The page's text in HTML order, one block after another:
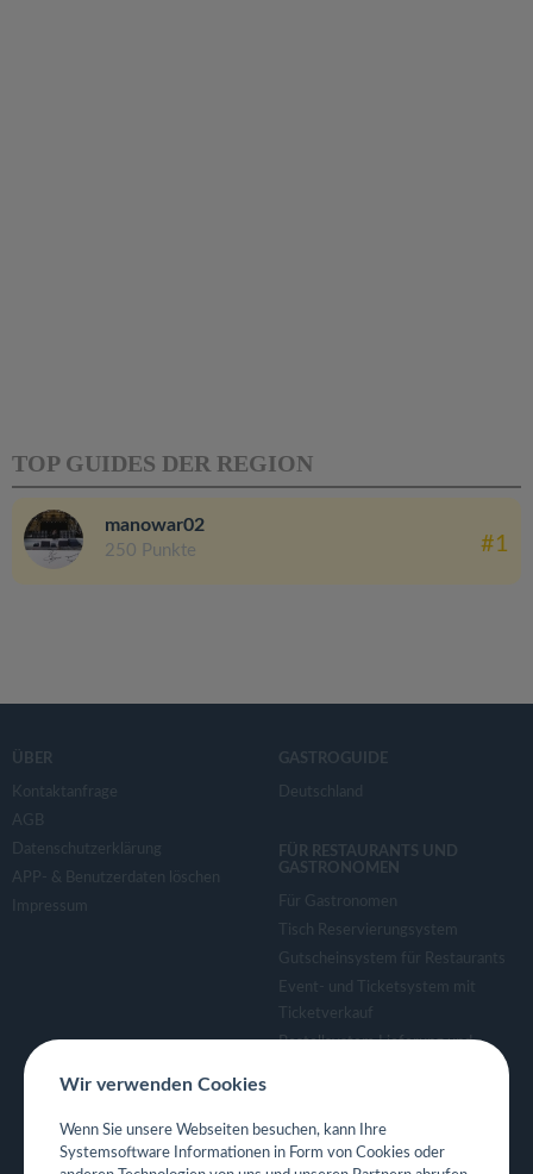
TOP GUIDES DER REGION
manowar02
250 Punkte #1
ÜBER
Kontaktanfrage
AGB
Datenschutzerklärung
APP- & Benutzerdaten löschen
Impressum
GASTROGUIDE
Deutschland
FÜR RESTAURANTS UND
GASTRONOMEN
Für Gastronomen
Tisch Reservierungsystem
Gutscheinsystem für Restaurants
Event- und Ticketsystem mit
Ticketverkauf
Bestellsystem Lieferung und
Eigene App für Restaurant
Wir verwenden Cookies
Wenn Sie unsere Webseiten besuchen, kann Ihre
Systemsoftware Informationen in Form von Cookies oder